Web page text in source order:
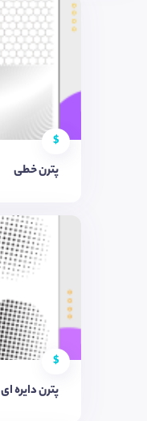
$
پترن خطی
$
پترن دایره ای